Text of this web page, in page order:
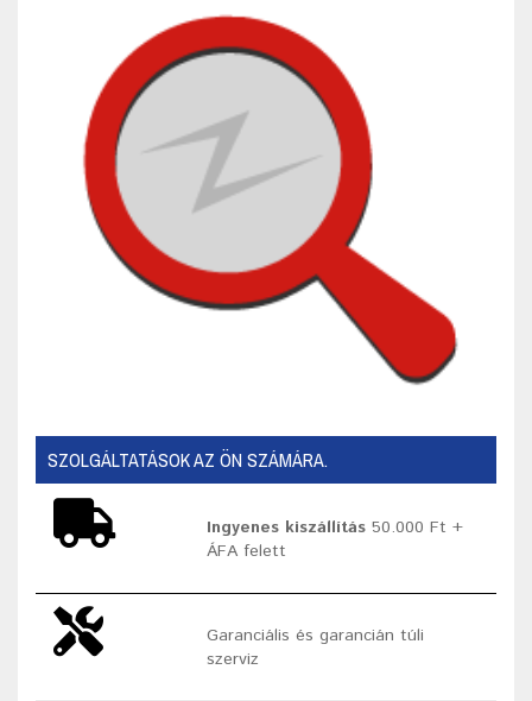
SZOLGÁLTATÁSOK AZ ÖN SZÁMÁRA.
Ingyenes kiszállítás 50.000 Ft +
ÁFA felett
Garanciális és garancián túli
szerviz